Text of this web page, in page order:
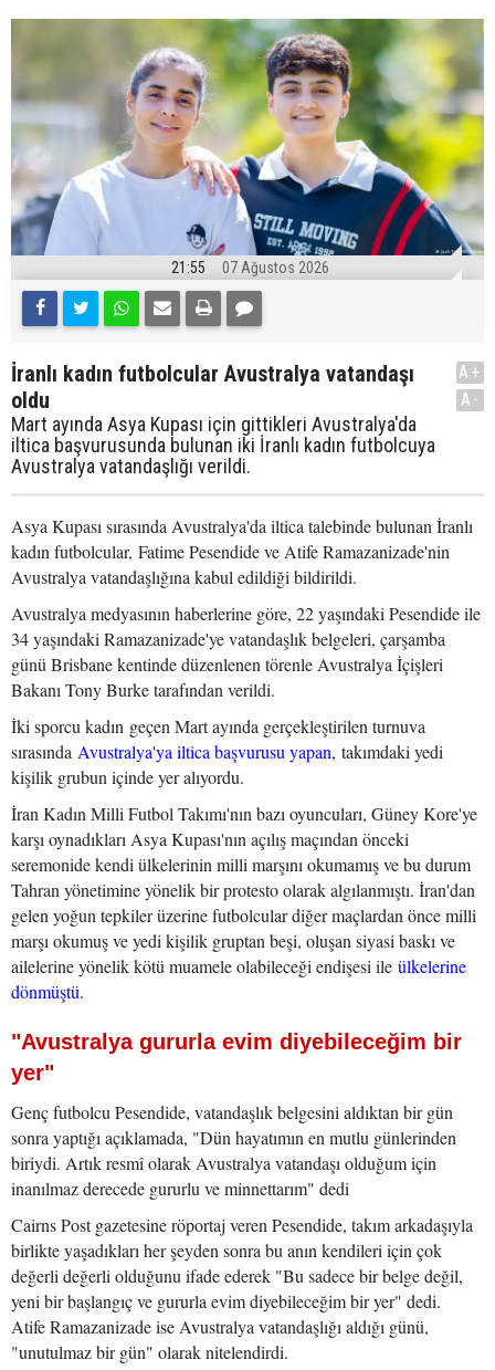
21:55 07 Ağustos 2026
İranlı kadın futbolcular Avustralya vatandaşı
oldu
Mart ayında Asya Kupası için gittikleri Avustralya'da
iltica başvurusunda bulunan iki İranlı kadın futbolcuya
Avustralya vatandaşlığı verildi.
A+
A-
Asya Kupası sırasında Avustralya'da iltica talebinde bulunan İranlı
kadın futbolcular, Fatime Pesendide ve Atife Ramazanizade'nin
Avustralya vatandaşlığına kabul edildiği bildirildi.
Avustralya medyasının haberlerine göre, 22 yaşındaki Pesendide ile
34 yaşındaki Ramazanizade'ye vatandaşlık belgeleri, çarşamba
günü Brisbane kentinde düzenlenen törenle Avustralya İçişleri
Bakanı Tony Burke tarafından verildi.
İki sporcu kadın geçen Mart ayında gerçekleştirilen turnuva
sırasında Avustralya'ya iltica başvurusu yapan, takımdaki yedi
kişilik grubun içinde yer alıyordu.
İran Kadın Milli Futbol Takımı'nın bazı oyuncuları, Güney Kore'ye
karşı oynadıkları Asya Kupası'nın açılış maçından önceki
seremonide kendi ülkelerinin milli marşını okumamış ve bu durum
Tahran yönetimine yönelik bir protesto olarak algılanmıştı. İran'dan
gelen yoğun tepkiler üzerine futbolcular diğer maçlardan önce milli
marşı okumuş ve yedi kişilik gruptan beşi, oluşan siyasi baskı ve
ailelerine yönelik kötü muamele olabileceği endişesi ile ülkelerine
dönmüştü.
"Avustralya gururla evim diyebileceğim bir
yer"
Genç futbolcu Pesendide, vatandaşlık belgesini aldıktan bir gün
sonra yaptığı açıklamada, "Dün hayatımın en mutlu günlerinden
biriydi. Artık resmî olarak Avustralya vatandaşı olduğum için
inanılmaz derecede gururlu ve minnettarım" dedi
Cairns Post gazetesine röportaj veren Pesendide, takım arkadaşıyla
birlikte yaşadıkları her şeyden sonra bu anın kendileri için çok
değerli değerli olduğunu ifade ederek "Bu sadece bir belge değil,
yeni bir başlangıç ve gururla evim diyebileceğim bir yer" dedi.
Atife Ramazanizade ise Avustralya vatandaşlığı aldığı günü,
"unutulmaz bir gün" olarak nitelendirdi.